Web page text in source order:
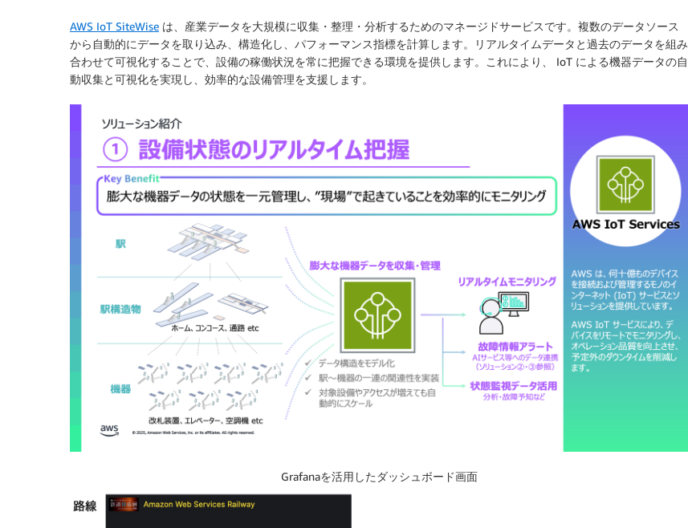
AWS IoT SiteWise は、産業データを大規模に収集・整理・分析するためのマネージドサービスです。複数のデータソース
から自動的にデータを取り込み、構造化し、パフォーマンス指標を計算します。リアルタイムデータと過去のデータを組み
合わせて可視化することで、設備の稼働状況を常に把握できる環境を提供します。これにより、 IoT による機器データの自
動収集と可視化を実現し、効率的な設備管理を支援します。
Grafanaを活用したダッシュボード画面